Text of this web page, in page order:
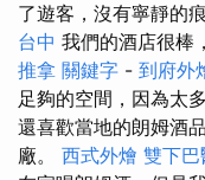
了遊客，沒有寧靜的
台中 我們的酒店很棒
推拿 關鍵字 - 到府外
足夠的空間，因為太
還喜歡當地的朗姆酒
廠。 西式外燴 雙下巴